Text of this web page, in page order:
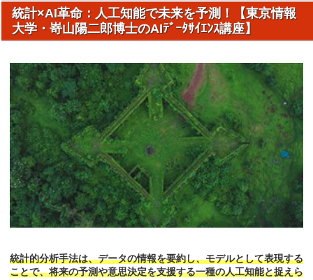
統計×AI革命：人工知能で未来を予測！【東京情報
大学・嵜山陽二郎博士のAIﾃﾞｰﾀｻｲｴﾝｽ講座】
統計的分析手法は、データの情報を要約し、モデルとして表現する
ことで、将来の予測や意思決定を支援する一種の人工知能と捉えら